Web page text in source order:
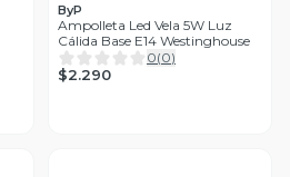
ByP
Ampolleta Led Vela 5W Luz
Cálida Base E14 Westinghouse
0(0)
$2.290